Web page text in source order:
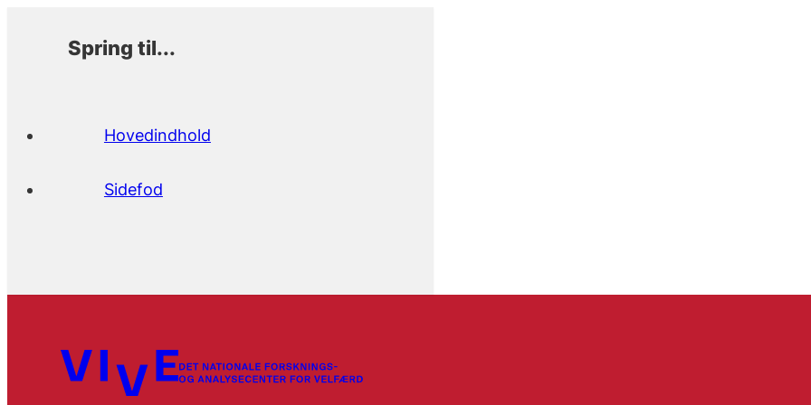
Spring til...
Hovedindhold
Sidefod